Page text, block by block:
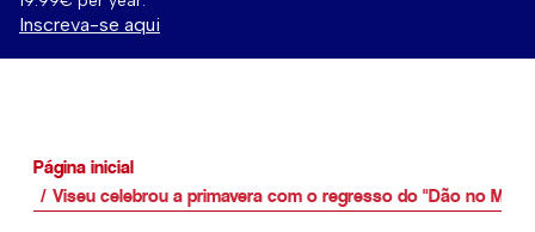
Inscreva-se aqui
Página inicial
Viseu celebrou a primavera com o regresso do "Dão no